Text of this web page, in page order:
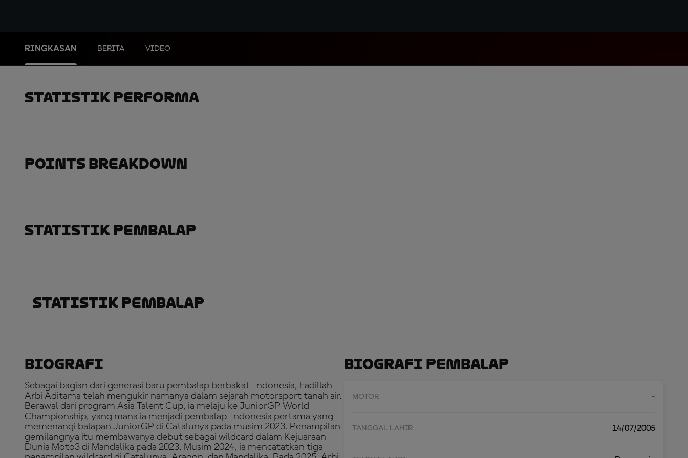
RINGKASAN BERITA VIDEO
Statistik Performa
Points Breakdown
Statistik Pembalap
Statistik Pembalap
Biografi Pembalap
MOTOR -
TANGGAL LAHIR 14/07/2005
Biografi
Sebagai bagian dari generasi baru pembalap berbakat Indonesia, Fadillah
Arbi Aditama telah mengukir namanya dalam sejarah motorsport tanah air.
Berawal dari program Asia Talent Cup, ia melaju ke JuniorGP World
Championship, yang mana ia menjadi pembalap Indonesia pertama yang
memenangi balapan JuniorGP di Catalunya pada musim 2023. Penampilan
gemilangnya itu membawanya debut sebagai wildcard dalam Kejuaraan
Dunia Moto3 di Mandalika pada 2023. Musim 2024, ia mencatatkan tiga